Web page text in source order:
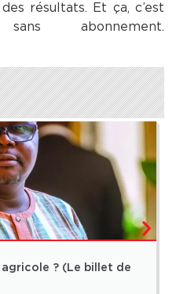
résultats. Et ça, c’est
abonnement.
? (Le billet de